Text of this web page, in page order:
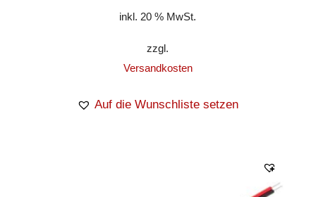
inkl. 20 % MwSt.
zzgl.
Versandkosten
Auf die Wunschliste setzen